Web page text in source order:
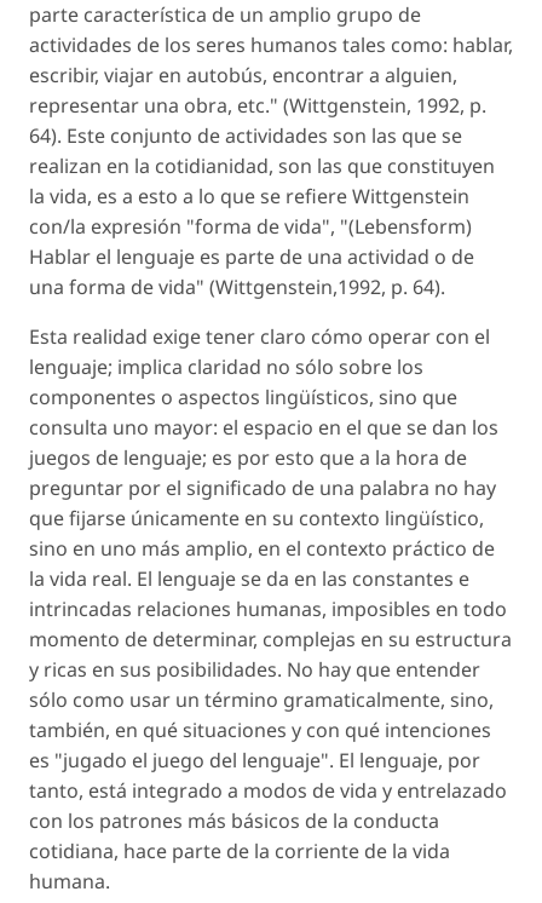
parte característica de un amplio grupo de
actividades de los seres humanos tales como: hablar,
escribir, viajar en autobús, encontrar a alguien,
representar una obra, etc." (Wittgenstein, 1992, p.
64). Este conjunto de actividades son las que se
realizan en la cotidianidad, son las que constituyen
la vida, es a esto a lo que se refiere Wittgenstein
con/la expresión "forma de vida", "(Lebensform)
Hablar el lenguaje es parte de una actividad o de
una forma de vida" (Wittgenstein,1992, p. 64).
Esta realidad exige tener claro cómo operar con el
lenguaje; implica claridad no sólo sobre los
componentes o aspectos lingüísticos, sino que
consulta uno mayor: el espacio en el que se dan los
juegos de lenguaje; es por esto que a la hora de
preguntar por el significado de una palabra no hay
que fijarse únicamente en su contexto lingüístico,
sino en uno más amplio, en el contexto práctico de
la vida real. El lenguaje se da en las constantes e
intrincadas relaciones humanas, imposibles en todo
momento de determinar, complejas en su estructura
y ricas en sus posibilidades. No hay que entender
sólo como usar un término gramaticalmente, sino,
también, en qué situaciones y con qué intenciones
es "jugado el juego del lenguaje". El lenguaje, por
tanto, está integrado a modos de vida y entrelazado
con los patrones más básicos de la conducta
cotidiana, hace parte de la corriente de la vida
humana.